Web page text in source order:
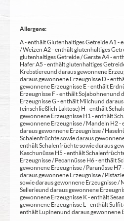
Allergene:
A - enthält Glutenhaltiges Getreide A1 -
/ Weizen A2 - enthält glutenhaltiges
glutenhaltiges Getreide / Gerste A4 -
Hafer A5 - enthält glutenhaltiges
Krebstiere und daraus gewonnene
daraus gewonnene Erzeugnisse D -
gewonnene Erzeugnisse E - enthält
Erzeugnisse F - enthält Sojabohnen und
Erzeugnisse G - enthält Milch und
(einschließlich Laktose) H - enthält
gewonnene Erzeugnisse H1 - enthält
gewonnene Erzeugnisse / Mandeln H2
daraus gewonnene Erzeugnisse /
Schalenfrüchte sowie daraus
enthält Schalenfrüchte sowie daraus
Kaschunüsse H5 - enthält
Erzeugnisse / Pecannüsse H6 - enthält
gewonnene Erzeugnisse / Paranüsse
daraus gewonnene Erzeugnisse /
sowie daraus gewonnene Erzeugnisse /
Sellerie und daraus gewonnene
gewonnene Erzeugnisse K - enthält
gewonnene Erzeugnisse L - enthält
enthält Lupinen und daraus gewonnene